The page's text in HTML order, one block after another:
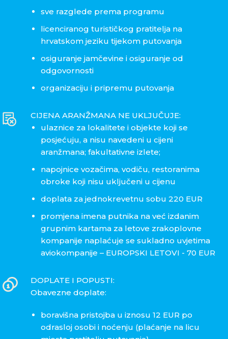
sve razglede prema programu
licenciranog turističkog pratitelja na
hrvatskom jeziku tijekom putovanja
osiguranje jamčevine i osiguranje od
odgovornosti
organizaciju i pripremu putovanja
CIJENA ARANŽMANA NE UKLJUČUJE:
ulaznice za lokalitete i objekte koji se
posjećuju, a nisu navedeni u cijeni
aranžmana; fakultativne izlete;
napojnice vozačima, vodiču, restoranima
obroke koji nisu uključeni u cijenu
doplata za jednokrevetnu sobu 220 EUR
promjena imena putnika na već izdanim
grupnim kartama za letove zrakoplovne
kompanije naplaćuje se sukladno uvjetima
aviokompanije – EUROPSKI LETOVI - 70 EUR
DOPLATE I POPUSTI:
Obavezne doplate:
boravišna pristojba u iznosu 12 EUR po
odrasloj osobi i noćenju (plaćanje na licu